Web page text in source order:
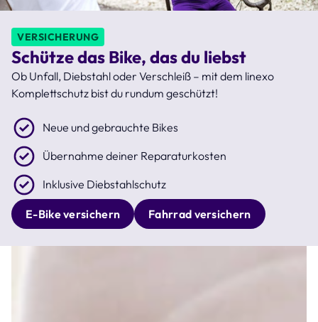
VERSICHERUNG
Schütze das Bike, das du liebst
Ob Unfall, Diebstahl oder Verschleiß – mit dem linexo
Komplettschutz bist du rundum geschützt!
Neue und gebrauchte Bikes
Übernahme deiner Reparaturkosten
Inklusive Diebstahlschutz
E-Bike versichern Fahrrad versichern